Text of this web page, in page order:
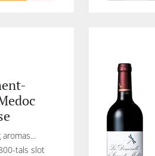
tals slot